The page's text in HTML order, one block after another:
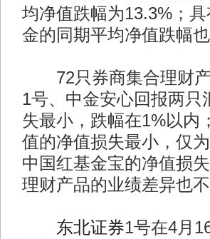
均净值跌幅为13.3%；
金的同期平均净值跌幅也
72只券商集合理财产
1号、中金安心回报两
失最小，跌幅在1%以内
值的净值损失最小，仅
中国红基金宝的净值损
理财产品的业绩差异也不
东北证券1号在4月